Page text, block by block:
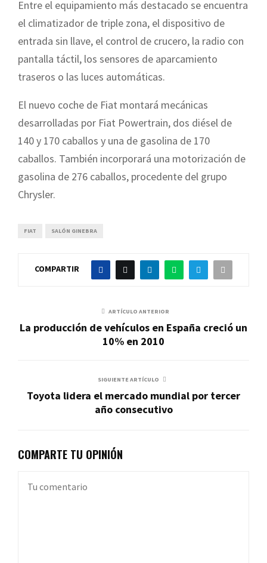
Entre el equipamiento más destacado se encuentra
el climatizador de triple zona, el dispositivo de
entrada sin llave, el control de crucero, la radio con
pantalla táctil, los sensores de aparcamiento
traseros o las luces automáticas.
El nuevo coche de Fiat montará mecánicas
desarrolladas por Fiat Powertrain, dos diésel de
140 y 170 caballos y una de gasolina de 170
caballos. También incorporará una motorización de
gasolina de 276 caballos, procedente del grupo
Chrysler.
FIAT SALÓN GINEBRA
COMPARTIR
ARTÍCULO ANTERIOR
La producción de vehículos en España creció un
10% en 2010
SIGUIENTE ARTÍCULO
Toyota lidera el mercado mundial por tercer
año consecutivo
COMPARTE TU OPINIÓN